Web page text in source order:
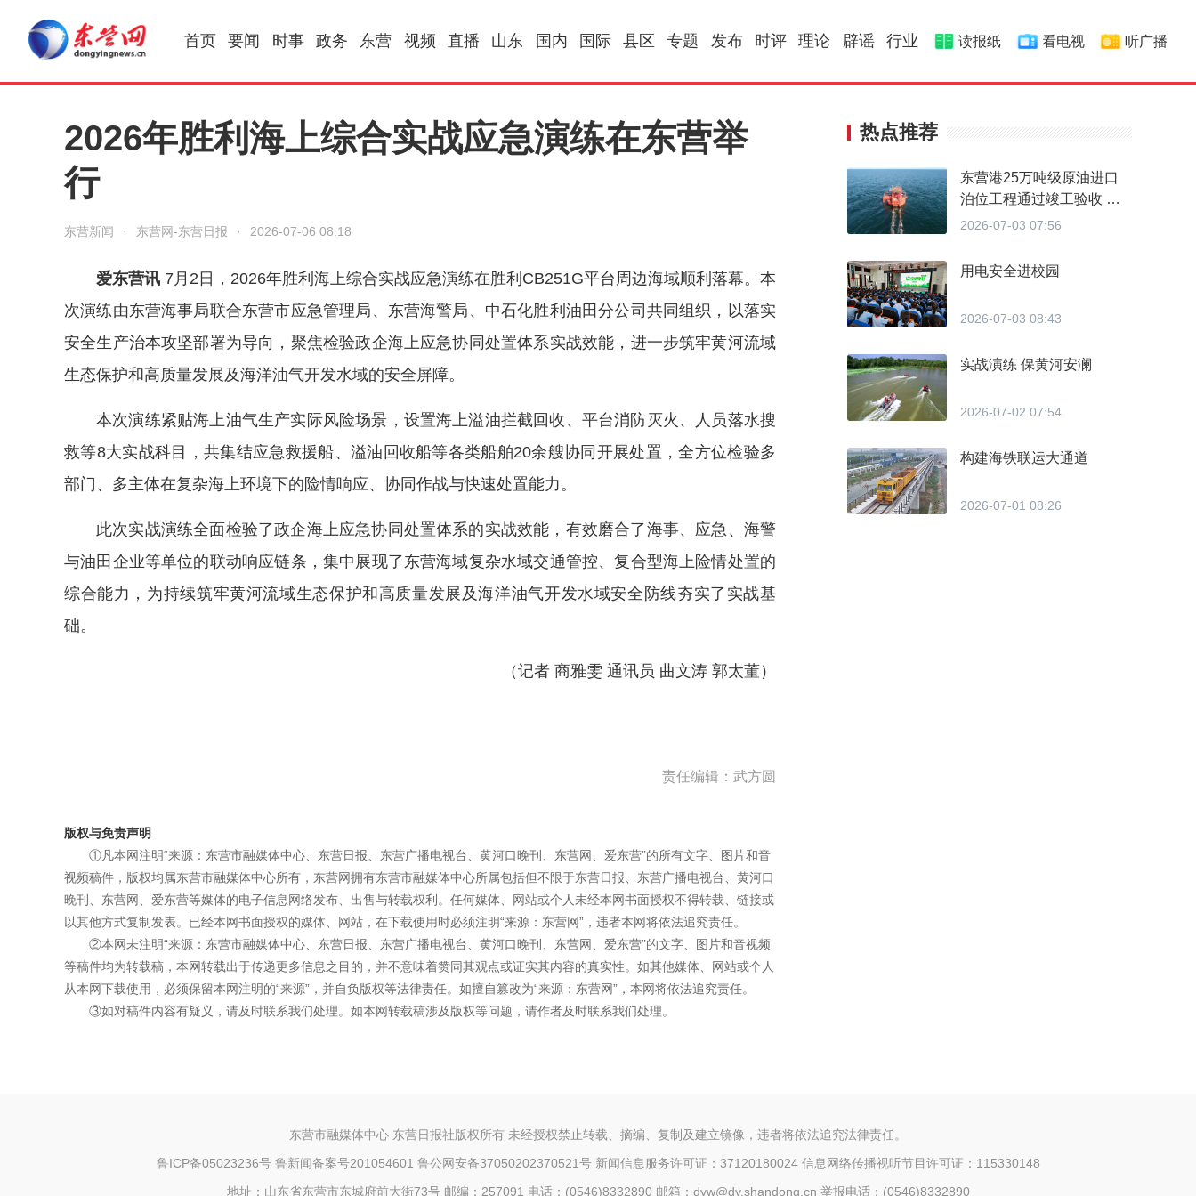
首页 要闻 时事 政务 东营 视频 直播 山东 国内 国际 县区 专题 发布 时评 理论 辟谣 行业 读报纸 看电视 听广播
2026年胜利海上综合实战应急演练在东营举
行
东营新闻 · 东营网-东营日报 · 2026-07-06 08:18
爱东营讯 7月2日，2026年胜利海上综合实战应急演练在胜利CB251G平台周边海域顺利落幕。本
次演练由东营海事局联合东营市应急管理局、东营海警局、中石化胜利油田分公司共同组织，以落实
安全生产治本攻坚部署为导向，聚焦检验政企海上应急协同处置体系实战效能，进一步筑牢黄河流域
生态保护和高质量发展及海洋油气开发水域的安全屏障。
本次演练紧贴海上油气生产实际风险场景，设置海上溢油拦截回收、平台消防灭火、人员落水搜
救等8大实战科目，共集结应急救援船、溢油回收船等各类船舶20余艘协同开展处置，全方位检验多
部门、多主体在复杂海上环境下的险情响应、协同作战与快速处置能力。
此次实战演练全面检验了政企海上应急协同处置体系的实战效能，有效磨合了海事、应急、海警
与油田企业等单位的联动响应链条，集中展现了东营海域复杂水域交通管控、复合型海上险情处置的
综合能力，为持续筑牢黄河流域生态保护和高质量发展及海洋油气开发水域安全防线夯实了实战基
础。
（记者 商雅雯 通讯员 曲文涛 郭太董）
责任编辑：武方圆
版权与免责声明
①凡本网注明“来源：东营市融媒体中心、东营日报、东营广播电视台、黄河口晚刊、东营网、爱东营”的所有文字、图片和音
视频稿件，版权均属东营市融媒体中心所有，东营网拥有东营市融媒体中心所属包括但不限于东营日报、东营广播电视台、黄河口
晚刊、东营网、爱东营等媒体的电子信息网络发布、出售与转载权利。任何媒体、网站或个人未经本网书面授权不得转载、链接或
以其他方式复制发表。已经本网书面授权的媒体、网站，在下载使用时必须注明“来源：东营网”，违者本网将依法追究责任。
②本网未注明“来源：东营市融媒体中心、东营日报、东营广播电视台、黄河口晚刊、东营网、爱东营”的文字、图片和音视频
等稿件均为转载稿，本网转载出于传递更多信息之目的，并不意味着赞同其观点或证实其内容的真实性。如其他媒体、网站或个人
从本网下载使用，必须保留本网注明的“来源”，并自负版权等法律责任。如擅自篡改为“来源：东营网”，本网将依法追究责任。
③如对稿件内容有疑义，请及时联系我们处理。如本网转载稿涉及版权等问题，请作者及时联系我们处理。
热点推荐
东营港25万吨级原油进口
泊位工程通过竣工验收 北
方首个单点系泊超大型原油
2026-07-03 07:56
用电安全进校园
2026-07-03 08:43
实战演练 保黄河安澜
2026-07-02 07:54
构建海铁联运大通道
2026-07-01 08:26
东营市融媒体中心 东营日报社版权所有 未经授权禁止转载、摘编、复制及建立镜像，违者将依法追究法律责任。
鲁ICP备05023236号鲁新闻备案号201054601 鲁公网安备37050202370521号 新闻信息服务许可证：37120180024信息网络传播视听节目许可证：115330148
地址：山东省东营市东城府前大街73号 邮编：257091 电话：(0546)8332890 邮箱：dyw@dy.shandong.cn 举报电话：(0546)8332890